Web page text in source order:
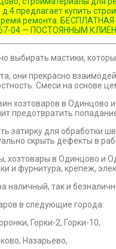
предлагает купить
ремонта.
67-04 — ПОСТОЯННЫМ
мастики,
они прекрасно
Смеси на
хозтоваров в
предотвратить
затирку для обработки
скрыть дефекты в
хозтовары в Одинцово и
и фурнитура, крепеж,
наличный, так и
в следующие города:
Горки-2, Горки-10,
Назарьево,